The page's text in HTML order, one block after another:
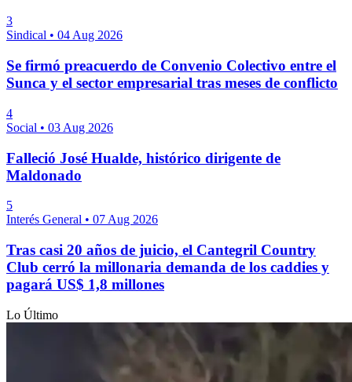
3
Sindical • 04 Aug 2026
Se firmó preacuerdo de Convenio Colectivo entre el
Sunca y el sector empresarial tras meses de conflicto
4
Social • 03 Aug 2026
Falleció José Hualde, histórico dirigente de
Maldonado
5
Interés General • 07 Aug 2026
Tras casi 20 años de juicio, el Cantegril Country
Club cerró la millonaria demanda de los caddies y
pagará US$ 1,8 millones
Lo Último